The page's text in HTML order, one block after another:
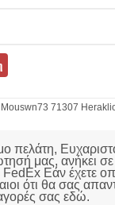
71307
πελάτη,
μας, ανήκει
Εάν έχετε
ότι θα σας
σας εδώ.